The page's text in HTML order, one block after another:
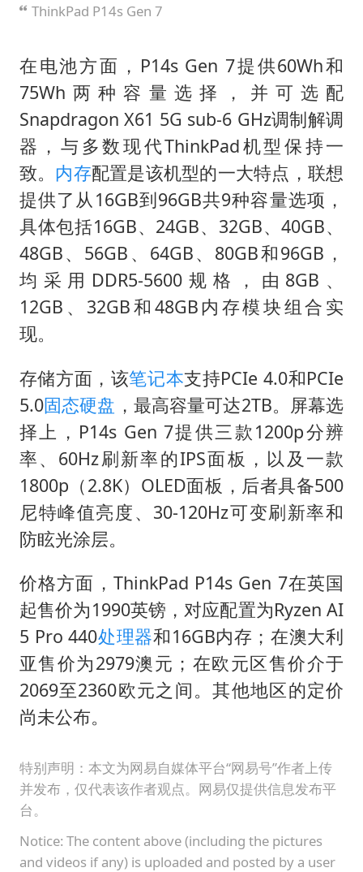
ThinkPad P14s Gen 7
在电池方面，P14s Gen 7提供60Wh和
75Wh两种容量选择，并可选配
Snapdragon X61 5G sub-6 GHz调制解调
器，与多数现代ThinkPad机型保持一
致。 内存配置是该机型的一大特点，联想
提供了从16GB到96GB共9种容量选项，
具体包括16GB、24GB、32GB、40GB、
48GB、56GB、64GB、80GB和96GB，
均采用DDR5-5600规格，由8GB、
12GB、32GB和48GB内存模块组合实
现。
存储方面，该笔记本支持PCIe 4.0和PCIe
5.0固态硬盘 ，最高容量可达2TB。屏幕选
择上，P14s Gen 7提供三款1200p分辨
率、60Hz刷新率的IPS面板，以及一款
1800p（2.8K）OLED面板，后者具备500
尼特峰值亮度、30-120Hz可变刷新率和
防眩光涂层。
价格方面，ThinkPad P14s Gen 7在英国
起售价为1990英镑，对应配置为Ryzen AI
5 Pro 440处理器和16GB内存；在澳大利
亚售价为2979澳元；在欧元区售价介于
2069至2360欧元之间。其他地区的定价
尚未公布。
特别声明：本文为网易自媒体平台“网易号”作者上传
并发布，仅代表该作者观点。网易仅提供信息发布平
台。
Notice: The content above (including the pictures
and videos if any) is uploaded and posted by a user